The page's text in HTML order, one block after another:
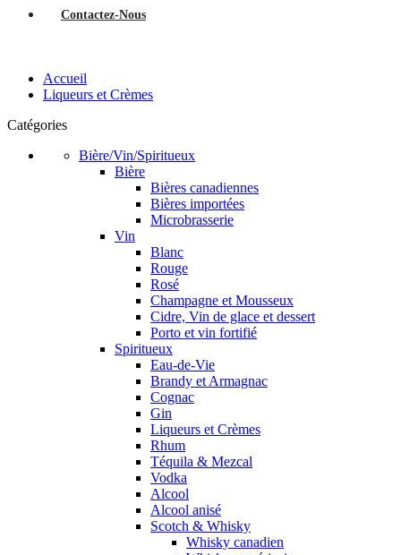
Contactez-Nous
Accueil
Liqueurs et Crèmes
Catégories
Bière/Vin/Spiritueux
Bière
Bières canadiennes
Bières importées
Microbrasserie
Vin
Blanc
Rouge
Rosé
Champagne et Mousseux
Cidre, Vin de glace et dessert
Porto et vin fortifié
Spiritueux
Eau-de-Vie
Brandy et Armagnac
Cognac
Gin
Liqueurs et Crèmes
Rhum
Téquila & Mezcal
Vodka
Alcool
Alcool anisé
Scotch & Whisky
Whisky canadien